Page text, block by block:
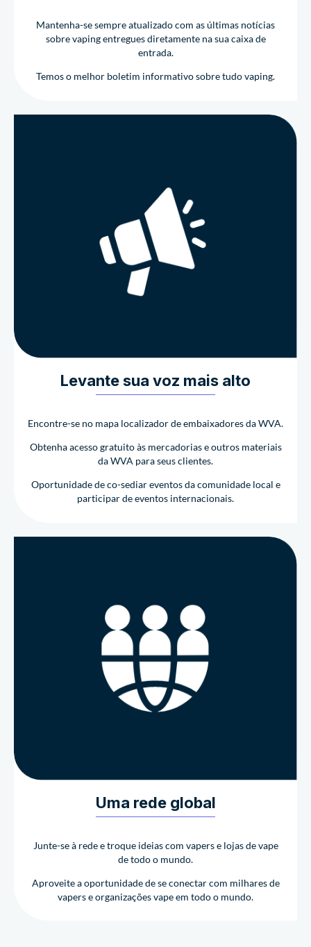
Mantenha-se sempre atualizado com as últimas notícias
sobre vaping entregues diretamente na sua caixa de
entrada.
Temos o melhor boletim informativo sobre tudo vaping.
Levante sua voz mais alto
Encontre-se no mapa localizador de embaixadores da WVA.
Obtenha acesso gratuito às mercadorias e outros materiais
da WVA para seus clientes.
Oportunidade de co-sediar eventos da comunidade local e
participar de eventos internacionais.
Uma rede global
Junte-se à rede e troque ideias com vapers e lojas de vape
de todo o mundo.
Aproveite a oportunidade de se conectar com milhares de
vapers e organizações vape em todo o mundo.